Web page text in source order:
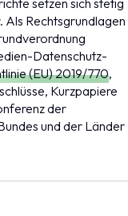
setzen sich stetig
Als Rechtsgrundlagen
Datenschutz-
(EU) 2019/770,
Kurzpapiere
der
und der Länder